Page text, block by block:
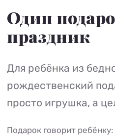
Один
праздник
Для ребёнка из
рождественский
просто игрушка, а
Подарок говорит